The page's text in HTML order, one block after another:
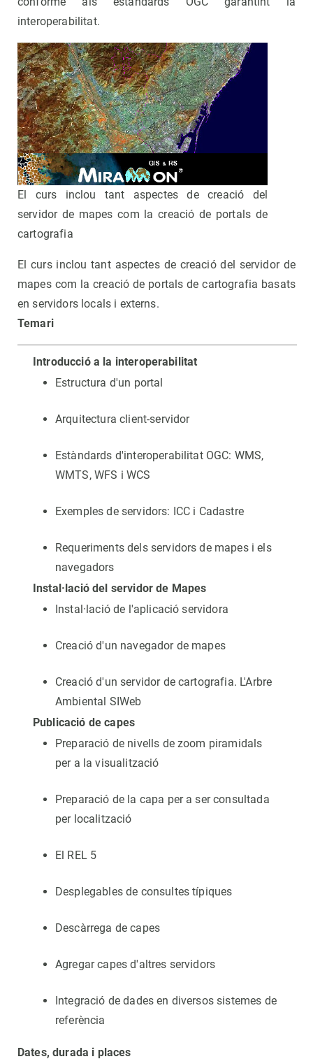
interoperabilitat.
El curs inclou tant aspectes de creació del
servidor de mapes com la creació de portals de
cartografia
El curs inclou tant aspectes de creació del servidor de
mapes com la creació de portals de cartografia basats
en servidors locals i externs.
Temari
Introducció a la interoperabilitat
Estructura d'un portal
Arquitectura client-servidor
Estàndards d'interoperabilitat OGC: WMS,
WMTS, WFS i WCS
Exemples de servidors: ICC i Cadastre
Requeriments dels servidors de mapes i els
navegadors
Instal·lació del servidor de Mapes
Instal·lació de l'aplicació servidora
Creació d'un navegador de mapes
Creació d'un servidor de cartografia. L'Arbre
Ambiental SIWeb
Publicació de capes
Preparació de nivells de zoom piramidals
per a la visualització
Preparació de la capa per a ser consultada
per localització
El REL 5
Desplegables de consultes típiques
Descàrrega de capes
Agregar capes d'altres servidors
Integració de dades en diversos sistemes de
referència
Dates, durada i places